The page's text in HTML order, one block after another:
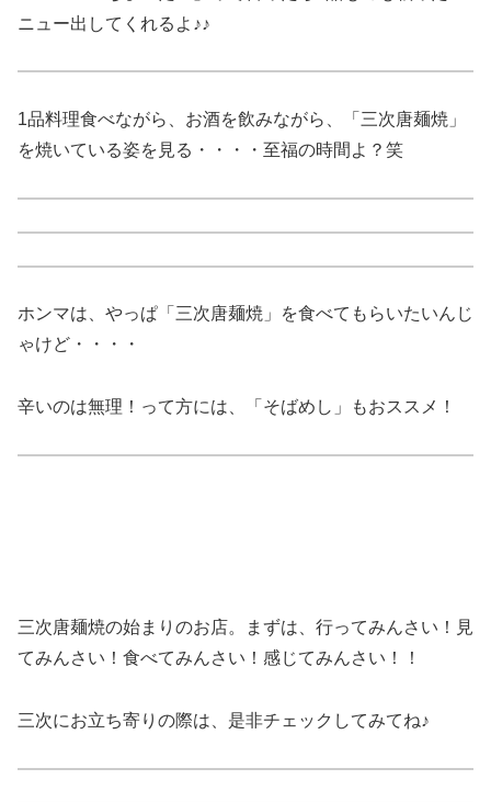
ニュー出してくれるよ♪♪
1品料理食べながら、お酒を飲みながら、「三次唐麺焼」
を焼いている姿を見る・・・・至福の時間よ？笑
ホンマは、やっぱ「三次唐麺焼」を食べてもらいたいんじ
ゃけど・・・・
辛いのは無理！って方には、「そばめし」もおススメ！
三次唐麺焼の始まりのお店。まずは、行ってみんさい！見
てみんさい！食べてみんさい！感じてみんさい！！
三次にお立ち寄りの際は、是非チェックしてみてね♪